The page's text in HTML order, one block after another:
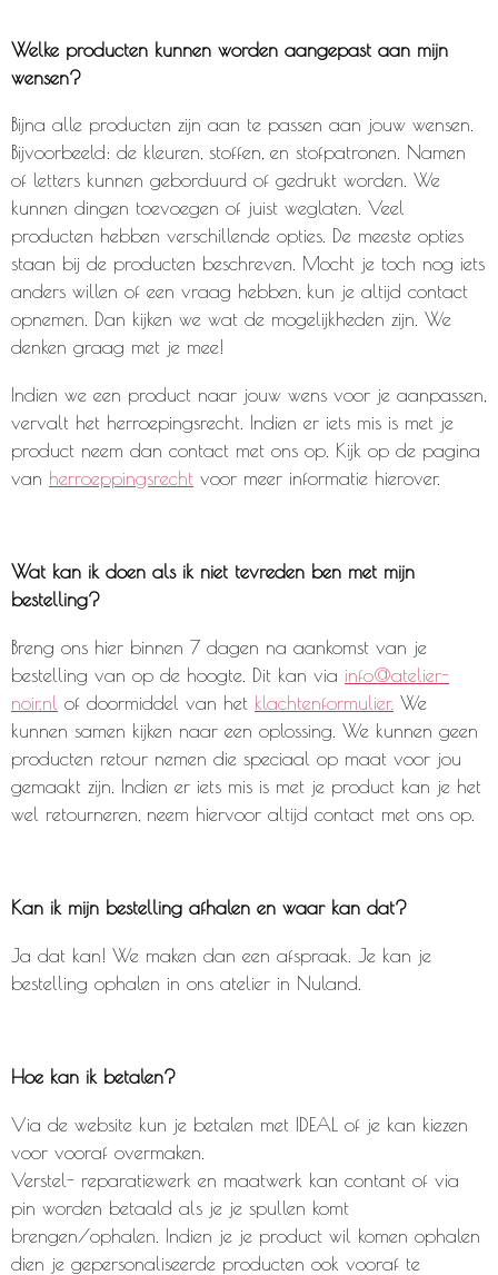
Welke producten kunnen worden aangepast aan mijn
wensen?
Bijna alle producten zijn aan te passen aan jouw wensen.
Bijvoorbeeld: de kleuren, stoffen, en stofpatronen. Namen
of letters kunnen geborduurd of gedrukt worden. We
kunnen dingen toevoegen of juist weglaten. Veel
producten hebben verschillende opties. De meeste opties
staan bij de producten beschreven. Mocht je toch nog iets
anders willen of een vraag hebben, kun je altijd contact
opnemen. Dan kijken we wat de mogelijkheden zijn. We
denken graag met je mee!
Indien we een product naar jouw wens voor je aanpassen,
vervalt het herroepingsrecht. Indien er iets mis is met je
product neem dan contact met ons op. Kijk op de pagina
van herroeppingsrecht voor meer informatie hierover.
Wat kan ik doen als ik niet tevreden ben met mijn
bestelling?
Breng ons hier binnen 7 dagen na aankomst van je
bestelling van op de hoogte. Dit kan via info@atelier-
noir.nl of doormiddel van het klachtenformulier. We
kunnen samen kijken naar een oplossing. We kunnen geen
producten retour nemen die speciaal op maat voor jou
gemaakt zijn. Indien er iets mis is met je product kan je het
wel retourneren, neem hiervoor altijd contact met ons op.
Kan ik mijn bestelling afhalen en waar kan dat?
Ja dat kan! We maken dan een afspraak. Je kan je
bestelling ophalen in ons atelier in Nuland.
Hoe kan ik betalen?
Via de website kun je betalen met IDEAL of je kan kiezen
voor vooraf overmaken.
Verstel- reparatiewerk en maatwerk kan contant of via
pin worden betaald als je je spullen komt
brengen/ophalen. Indien je je product wil komen ophalen
dien je gepersonaliseerde producten ook vooraf te